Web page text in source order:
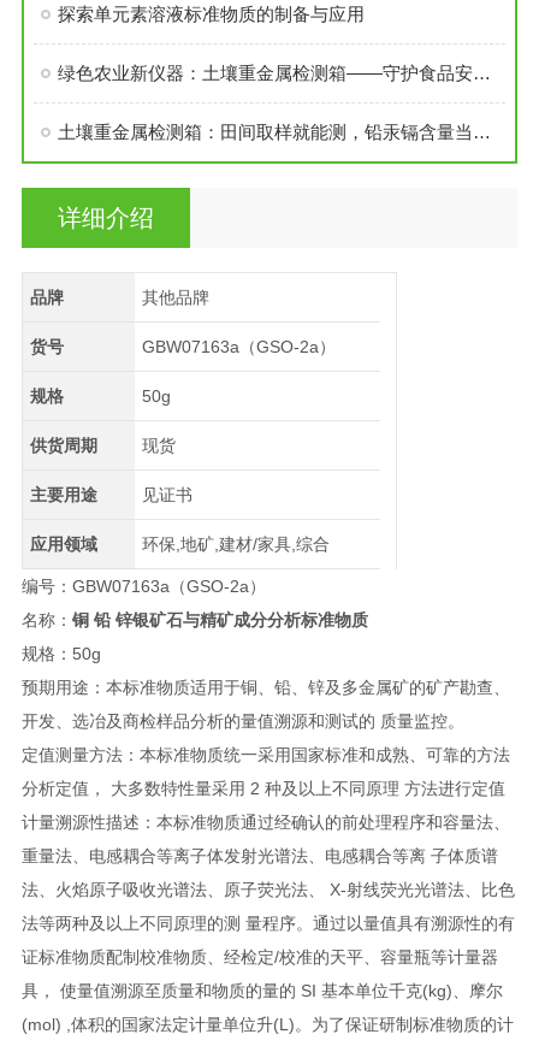
探索单元素溶液标准物质的制备与应用
绿色农业新仪器：土壤重金属检测箱——守护食品安全的坚固牌
土壤重金属检测箱：田间取样就能测，铅汞镉含量当场知
详细介绍
品牌 其他品牌
货号 GBW07163a（GSO-2a）
规格 50g
供货周期 现货
主要用途 见证书
应用领域 环保,地矿,建材/家具,综合
编号：GBW07163a（GSO-2a）
名称： 铜 铅 锌银矿石与精矿成分分析标准物质
规格：50g
预期用途：本标准物质适用于铜、铅、锌及多金属矿的矿产勘查、
开发、选冶及商检样品分析的量值溯源和测试的 质量监控。
定值测量方法：本标准物质统一采用国家标准和成熟、可靠的方法
分析定值， 大多数特性量采用 2 种及以上不同原理 方法进行定值
计量溯源性描述：本标准物质通过经确认的前处理程序和容量法、
重量法、电感耦合等离子体发射光谱法、电感耦合等离 子体质谱
法、火焰原子吸收光谱法、原子荧光法、 X-射线荧光光谱法、比色
法等两种及以上不同原理的测 量程序。通过以量值具有溯源性的有
证标准物质配制校准物质、经检定/校准的天平、容量瓶等计量器
具， 使量值溯源至质量和物质的量的 SI 基本单位千克(kg)、摩尔
(mol) ,体积的国家法定计量单位升(L)。为了保证研制标准物质的计